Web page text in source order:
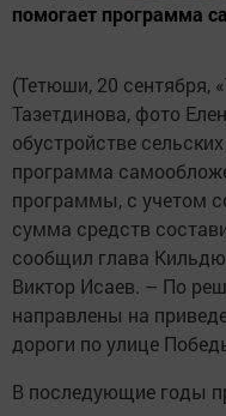
помогает программа
(Тетюши, 20 сентября,
Тазетдинова, фото
обустройстве
программа
программы, с учетом
сумма средств
сообщил глава
Виктор Исаев. – По
направлены на
дороги по улице
В последующие годы